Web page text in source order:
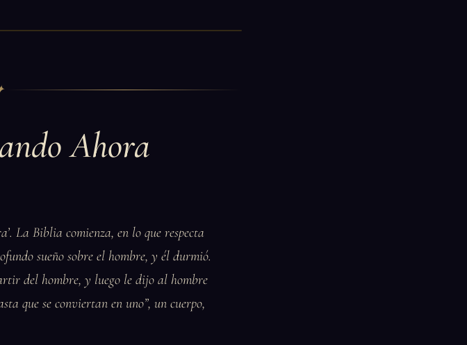
Ahora
La Biblia comienza, en lo que respecta
sueño sobre el hombre, y él durmió.
del hombre, y luego le dijo al hombre
que se conviertan en uno”, un cuerpo,